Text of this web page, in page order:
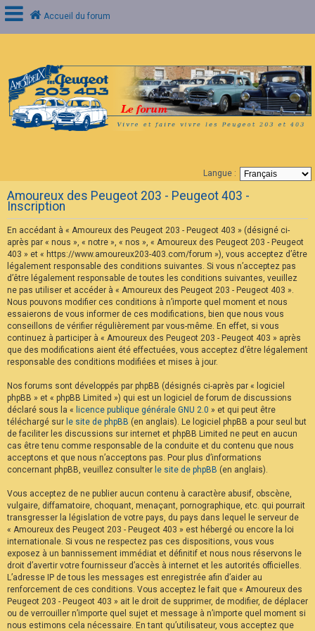
o
n
n
e
x
A
Q
Accueil du forum
Langue :
Amoureux des Peugeot 203 - Peugeot 403 -
Inscription
En accédant à « Amoureux des Peugeot 203 - Peugeot 403 » (désigné ci-
après par « nous », « notre », « nos », « Amoureux des Peugeot 203 - Peugeot
403 » et « https://www.amoureux203-403.com/forum »), vous acceptez d’être
légalement responsable des conditions suivantes. Si vous n’acceptez pas
d’être légalement responsable de toutes les conditions suivantes, veuillez
ne pas utiliser et accéder à « Amoureux des Peugeot 203 - Peugeot 403 ».
Nous pouvons modifier ces conditions à n’importe quel moment et nous
essaierons de vous informer de ces modifications, bien que nous vous
conseillons de vérifier régulièrement par vous-même. En effet, si vous
continuez à participer à « Amoureux des Peugeot 203 - Peugeot 403 » après
que des modifications aient été effectuées, vous acceptez d’être légalement
responsable des conditions modifiées et mises à jour.
Nos forums sont développés par phpBB (désignés ci-après par « logiciel
phpBB » et « phpBB Limited ») qui est un logiciel de forum de discussions
déclaré sous la « licence publique générale GNU 2.0 » et qui peut être
téléchargé sur le site de phpBB (en anglais). Le logiciel phpBB a pour seul but
de faciliter les discussions sur internet et phpBB Limited ne peut en aucun
cas être tenu comme responsable de la conduite et du contenu que nous
acceptons et que nous n’acceptons pas. Pour plus d’informations
concernant phpBB, veuillez consulter le site de phpBB (en anglais).
Vous acceptez de ne publier aucun contenu à caractère abusif, obscène,
vulgaire, diffamatoire, choquant, menaçant, pornographique, etc. qui pourrait
transgresser la législation de votre pays, du pays dans lequel le serveur de
« Amoureux des Peugeot 203 - Peugeot 403 » est hébergé ou encore la loi
internationale. Si vous ne respectez pas ces dispositions, vous vous
exposez à un bannissement immédiat et définitif et nous nous réservons le
droit d’avertir votre fournisseur d’accès à internet et les autorités officielles.
L’adresse IP de tous les messages est enregistrée afin d’aider au
renforcement de ces conditions. Vous acceptez le fait que « Amoureux des
Peugeot 203 - Peugeot 403 » ait le droit de supprimer, de modifier, de déplacer
ou de verrouiller n’importe quel sujet et message à n’importe quel moment si
nous estimons cela nécessaire. En tant qu’utilisateur, vous acceptez que